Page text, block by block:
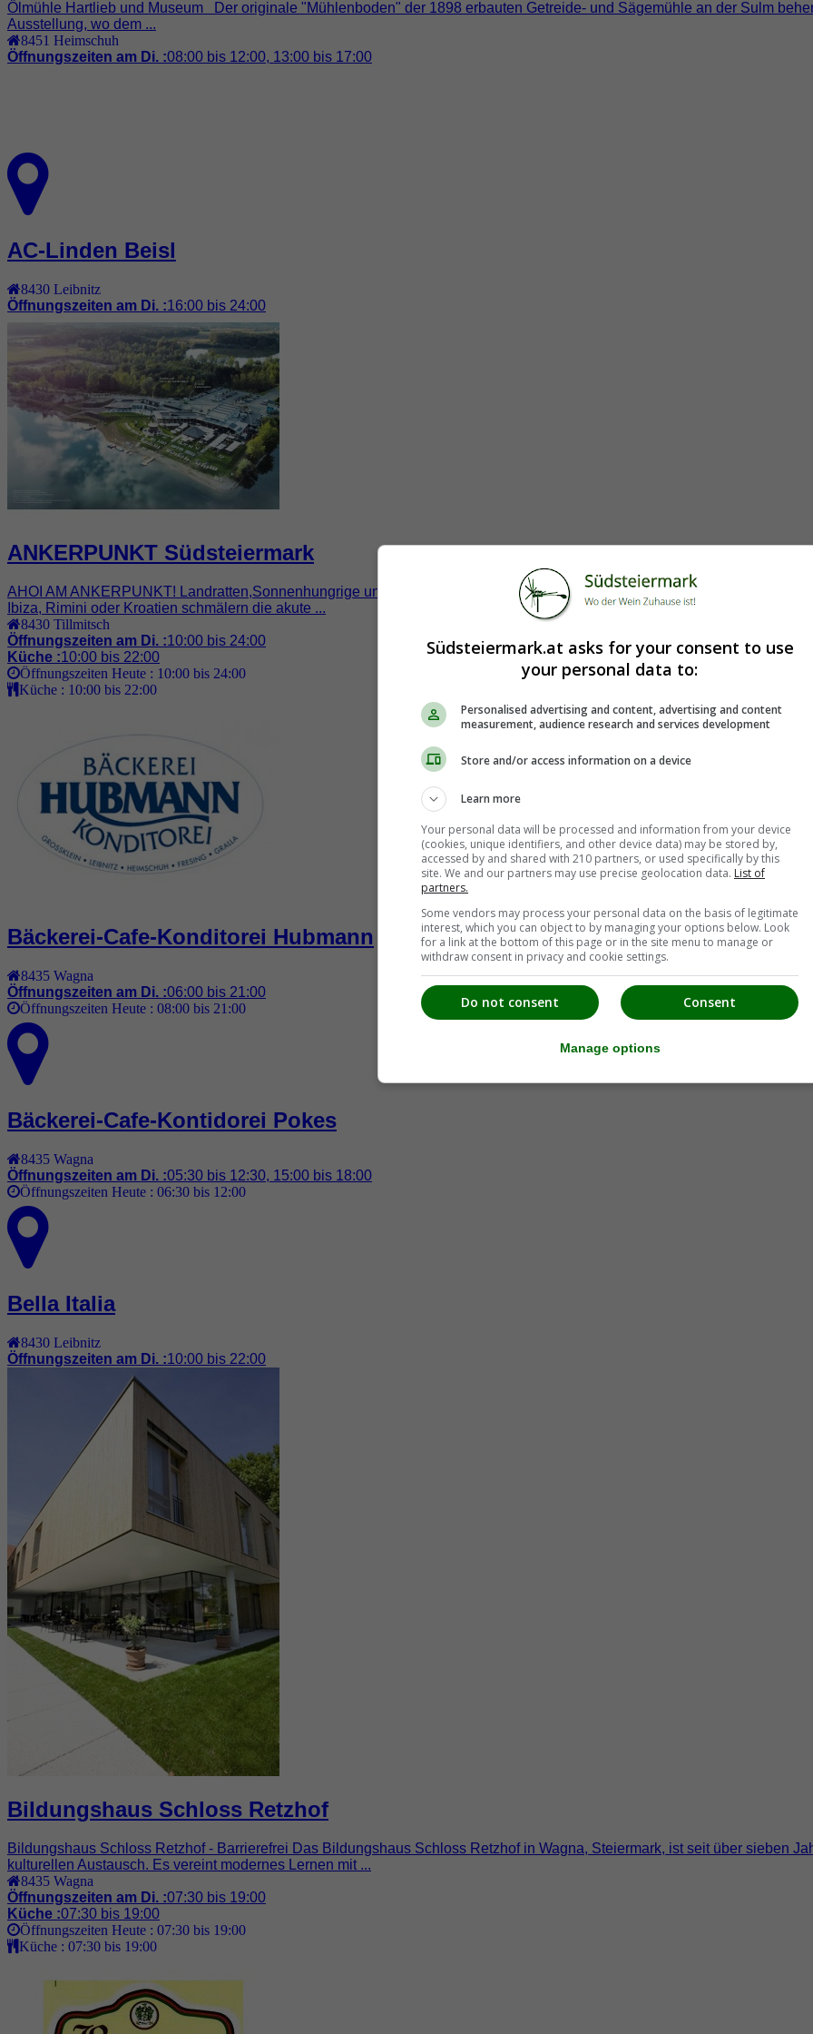
Ölmühle Hartlieb und Museum Der originale "Mühlenboden" der 1898 erbauten Getreide- und Sägemühle an der Sulm
Ausstellung, wo dem ...
8451 Heimschuh
Öffnungszeiten am Di. :08:00 bis 12:00, 13:00 bis 17:00
AC-Linden Beisl
8430 Leibnitz
Öffnungszeiten am Di. :16:00 bis 24:00
ANKERPUNKT Südsteiermark
AHOI AM ANKERPUNKT! Landratten,Sonnenhungrige und Wasserflöhe: Alle finden sie ihren Platz am"ANKERPUNKT".
Ibiza, Rimini oder Kroatien schmälern die akute ...
8430 Tillmitsch
Öffnungszeiten am Di. :10:00 bis 24:00
Küche :10:00 bis 22:00
Öffnungszeiten Heute : 10:00 bis 24:00
Küche : 10:00 bis 22:00
Bäckerei-Cafe-Konditorei Hubmann
8435 Wagna
Öffnungszeiten am Di. :06:00 bis 21:00
Öffnungszeiten Heute : 08:00 bis 21:00
Bäckerei-Cafe-Kontidorei Pokes
8435 Wagna
Öffnungszeiten am Di. :05:30 bis 12:30, 15:00 bis 18:00
Öffnungszeiten Heute : 06:30 bis 12:00
Bella Italia
8430 Leibnitz
Öffnungszeiten am Di. :10:00 bis 22:00
Bildungshaus Schloss Retzhof
Bildungshaus Schloss Retzhof - Barrierefrei Das Bildungshaus Schloss Retzhof in Wagna, Steiermark, ist seit über sieben
kulturellen Austausch. Es vereint modernes Lernen mit ...
8435 Wagna
Öffnungszeiten am Di. :07:30 bis 19:00
Küche :07:30 bis 19:00
Öffnungszeiten Heute : 07:30 bis 19:00
Küche : 07:30 bis 19:00
Südsteiermark.at asks for your consent to use
your personal data to:
Personalised advertising and content, advertising and content
measurement, audience research and services development
Store and/or access information on a device
Learn more
Your personal data will be processed and information from your device
(cookies, unique identifiers, and other device data) may be stored by,
accessed by and shared with 210 partners, or used specifically by this
site. We and our partners may use precise geolocation data. List of
partners.
Some vendors may process your personal data on the basis of legitimate
interest, which you can object to by managing your options below. Look
for a link at the bottom of this page or in the site menu to manage or
withdraw consent in privacy and cookie settings.
Consent
Do not consent
Manage options